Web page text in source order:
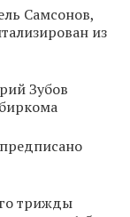
Самсонов,
из
Зубов
трижды